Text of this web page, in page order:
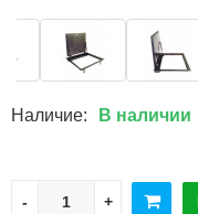
Наличие: В наличии